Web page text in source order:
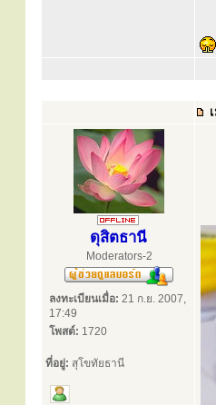
ดุสิตธานี
Moderators-2
ลงทะเบียนเมื่อ: 21 ก.ย. 2007,
17:49
โพสต์: 1720
ที่อยู่: สุโขทัยธานี